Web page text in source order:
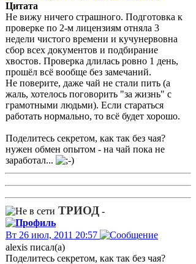
Цитата
Не вижу ничего страшного. Подготовка к
проверке по 2-м лицензиям отняла 3
недели чистого времени и кучунервовна
сбор всех документов и подбирание
хвостов. Проверка длилась ровно 1 день,
прошёл всё вообще без замечаний.
Не поверите, даже чай не стали пить (а
жаль, хотелось поговорить "за жизнь" с
грамотными людьми). Если стараться
работать нормально, то всё будет хорошо.
Поделитесь секретом, как так без чая?
нужен обмен опытом - на чай пока не
заработал...
ТРИОД -
Вт 26 июл, 2011 20:57
alexis писал(а)
Поделитесь секретом, как так без чая?